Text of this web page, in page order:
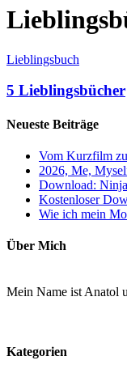
Lieblingsbuch
5 Lieblingsbücher
Neueste Beiträge
Vom Kurzfilm
2026, Me,
Download:
Kostenloser
Wie ich mein
Über Mich
Mein Name ist Anatol
Kategorien